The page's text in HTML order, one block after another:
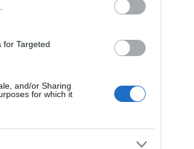
for Targeted
and/or Sharing
for which it
rete
digitali
scala ha
investimenti
in una